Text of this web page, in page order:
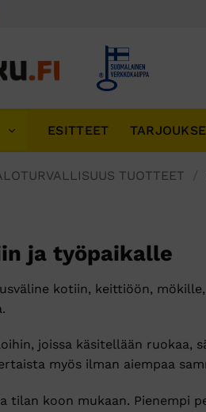
ESITTEET
TUOTTEET
ja työpaikalle
kotiin, keittiöön,
joissa käsitellään
myös ilman aiempaa
tilan koon mukaan. Pienempi